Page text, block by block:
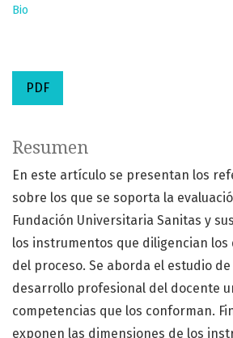
Bio
PDF
Resumen
En este artículo se presentan los
sobre los que se soporta la
Fundación Universitaria Sanitas y
los instrumentos que diligencian
del proceso. Se aborda el estudio
desarrollo profesional del docente
competencias que los conforman.
exponen las dimensiones de los